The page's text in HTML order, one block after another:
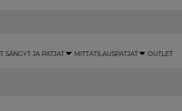
SÄNGYT JA PATJAT MITTATILAUSPATJAT OUTLET